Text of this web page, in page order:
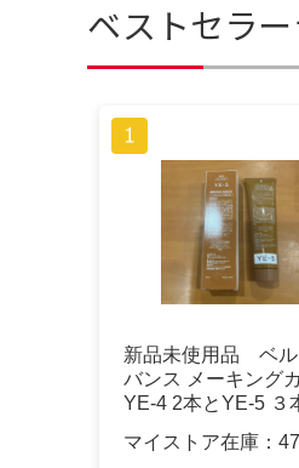
ベストセラ
新品未使用品 ベル
バンス メーキング
YE-4 2本とYE-5 ３
マイストア在庫：